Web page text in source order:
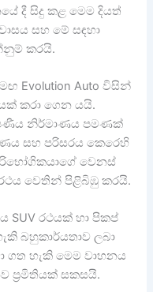
දී සිදු කළ මෙම දියත්
සහ මේ සඳහා
කරයි.
Evolution Auto විසින්
කරා ගෙන යයි.
නිර්මාණය පමණක්
සහ පරිසරය කෙරෙහි
වෙනස්
වෙතින් පිළිබිඹු කරයි.
SUV රථයක් හා පිකප්
බහුකාර්යතාව ලබා
ගත හැකි මෙම වාහනය
ප්‍රමිතියක් සකසයි.